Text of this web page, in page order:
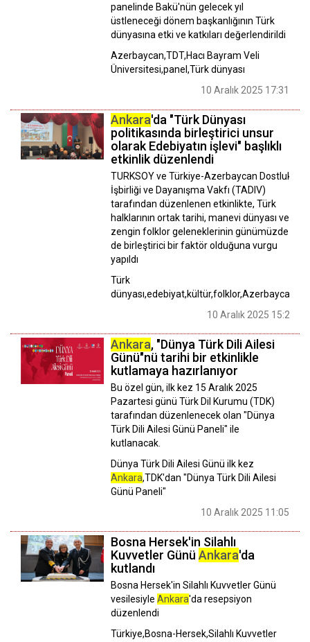
panelinde Bakü'nün gelecek yıl
üstleneceği dönem başkanlığının Türk
dünyasına etki ve katkıları değerlendirildi
Azerbaycan,TDT,Hacı Bayram Veli
Üniversitesi,panel,Türk dünyası
10 Aralık 2025 17:31
Ankara'da "Türk Dünyası
politikasında birleştirici unsur
olarak Edebiyatın işlevi" başlıklı
etkinlik düzenlendi
TURKSOY ve Türkiye-Azerbaycan Dostluk,
İşbirliği ve Dayanışma Vakfı (TADIV)
tarafından düzenlenen etkinlikte, Türk
halklarının ortak tarihi, manevi dünyası ve
zengin folklor geleneklerinin günümüzde
de birleştirici bir faktör olduğuna vurgu
yapıldı
Türk
dünyası,edebiyat,kültür,folklor,Azerbaycan
10 Aralık 2025 15:21
Ankara, "Dünya Türk Dili Ailesi
Günü"nü tarihi bir etkinlikle
kutlamaya hazırlanıyor
Bu özel gün, ilk kez 15 Aralık 2025
Pazartesi günü Türk Dil Kurumu (TDK)
tarafından düzenlenecek olan "Dünya
Türk Dili Ailesi Günü Paneli" ile
kutlanacak.
Dünya Türk Dili Ailesi Günü ilk kez
Ankara,TDK'dan "Dünya Türk Dili Ailesi
Günü Paneli"
10 Aralık 2025 11:05
Bosna Hersek'in Silahlı
Kuvvetler Günü Ankara'da
kutlandı
Bosna Hersek'in Silahlı Kuvvetler Günü
vesilesiyle Ankara'da resepsiyon
düzenlendi
Türkiye,Bosna-Hersek,Silahlı Kuvvetler